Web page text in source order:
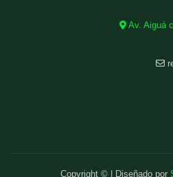
Av. Aiguá
Copyright © | Diseñado por